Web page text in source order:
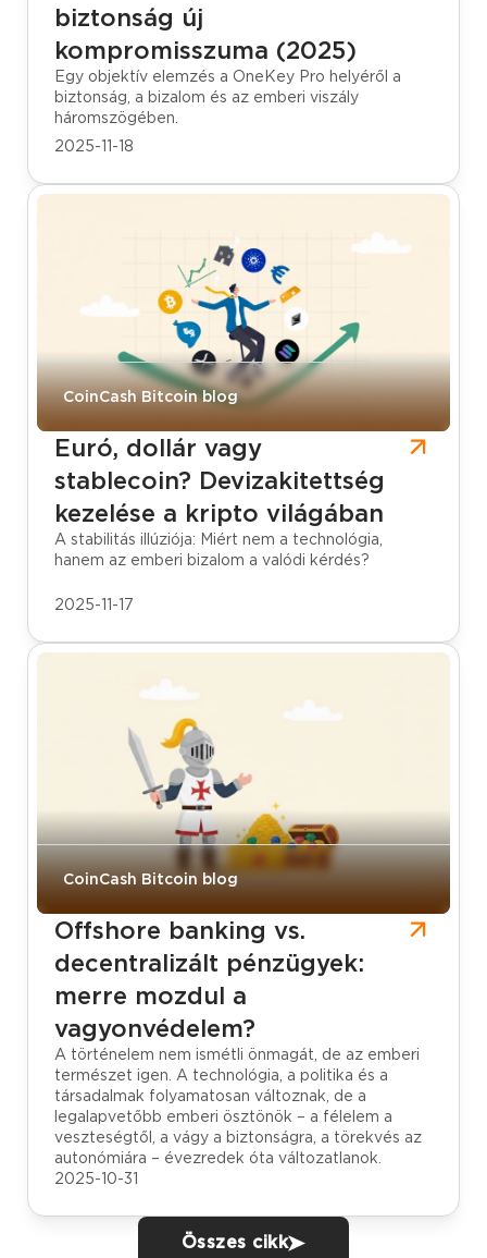
biztonság új
kompromisszuma (2025)
Egy objektív elemzés a OneKey Pro helyéről a
biztonság, a bizalom és az emberi viszály
háromszögében.
2025-11-18
CoinCash Bitcoin blog
Euró, dollár vagy
stablecoin? Devizakitettség
kezelése a kripto világában
A stabilitás illúziója: Miért nem a technológia,
hanem az emberi bizalom a valódi kérdés?
2025-11-17
CoinCash Bitcoin blog
Offshore banking vs.
decentralizált pénzügyek:
merre mozdul a
vagyonvédelem?
A történelem nem ismétli önmagát, de az emberi
természet igen. A technológia, a politika és a
társadalmak folyamatosan változnak, de a
legalapvetőbb emberi ösztönök – a félelem a
veszteségtől, a vágy a biztonságra, a törekvés az
autonómiára – évezredek óta változatlanok.
2025-10-31
Összes cikk